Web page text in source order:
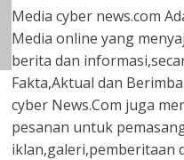
Media cyber news.com
Media online yang
berita dan
Fakta,Aktual dan
cyber News.Com juga
pesanan untuk
iklan,galeri,pemberitaan